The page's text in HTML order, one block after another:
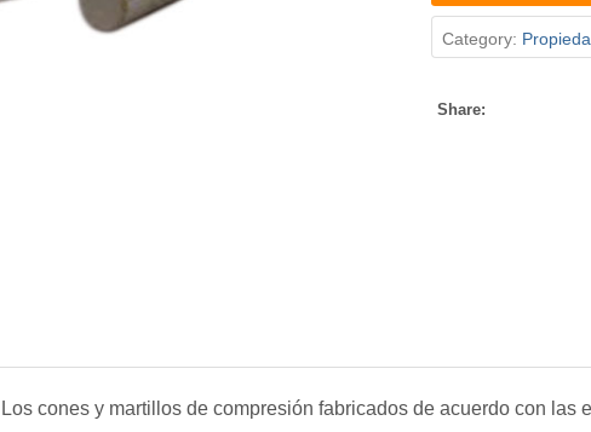
Category:
Share:
Los cones y martillos de compresión fabricados de acuerdo con